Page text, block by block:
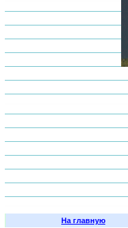
На главную
есть интересная